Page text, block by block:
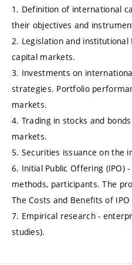
1. Definition of international
their objectives and
2. Legislation and
capital markets.
3. Investments on
strategies. Portfolio
markets.
4. Trading in stocks and
markets.
5. Securities issuance on the
6. Initial Public Offering (IPO)
methods, participants. The
The Costs and Benefits of
7. Empirical research -
studies).